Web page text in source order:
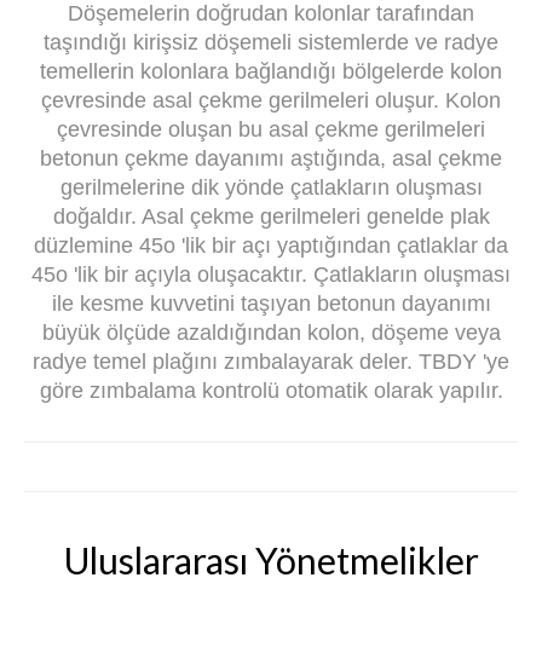
Döşemelerin doğrudan kolonlar tarafından
taşındığı kirişsiz döşemeli sistemlerde ve radye
temellerin kolonlara bağlandığı bölgelerde kolon
çevresinde asal çekme gerilmeleri oluşur. Kolon
çevresinde oluşan bu asal çekme gerilmeleri
betonun çekme dayanımı aştığında, asal çekme
gerilmelerine dik yönde çatlakların oluşması
doğaldır. Asal çekme gerilmeleri genelde plak
düzlemine 45o 'lik bir açı yaptığından çatlaklar da
45o 'lik bir açıyla oluşacaktır. Çatlakların oluşması
ile kesme kuvvetini taşıyan betonun dayanımı
büyük ölçüde azaldığından kolon, döşeme veya
radye temel plağını zımbalayarak deler. TBDY 'ye
göre zımbalama kontrolü otomatik olarak yapılır.
Uluslararası Yönetmelikler